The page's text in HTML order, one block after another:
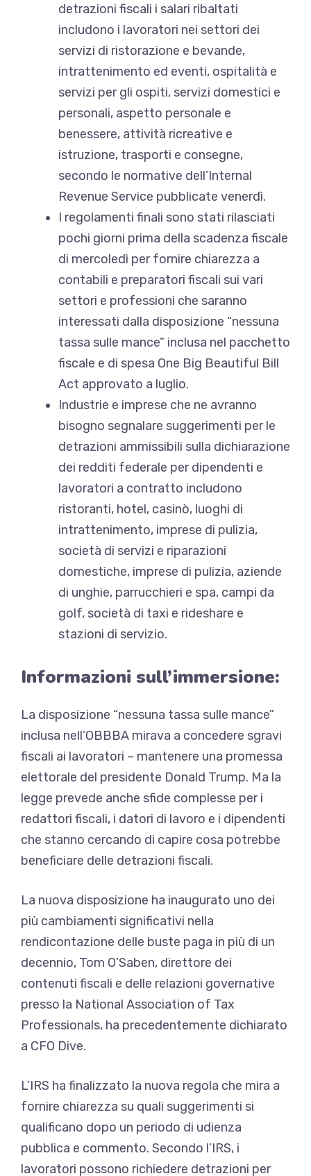
detrazioni fiscali i salari ribaltati
includono i lavoratori nei settori dei
servizi di ristorazione e bevande,
intrattenimento ed eventi, ospitalità e
servizi per gli ospiti, servizi domestici e
personali, aspetto personale e
benessere, attività ricreative e
istruzione, trasporti e consegne,
secondo le normative dell’Internal
Revenue Service pubblicate venerdì.
I regolamenti finali sono stati rilasciati
pochi giorni prima della scadenza fiscale
di mercoledì per fornire chiarezza a
contabili e preparatori fiscali sui vari
settori e professioni che saranno
interessati dalla disposizione “nessuna
tassa sulle mance” inclusa nel pacchetto
fiscale e di spesa One Big Beautiful Bill
Act approvato a luglio.
Industrie e imprese che ne avranno
bisogno segnalare suggerimenti per le
detrazioni ammissibili sulla dichiarazione
dei redditi federale per dipendenti e
lavoratori a contratto includono
ristoranti, hotel, casinò, luoghi di
intrattenimento, imprese di pulizia,
società di servizi e riparazioni
domestiche, imprese di pulizia, aziende
di unghie, parrucchieri e spa, campi da
golf, società di taxi e rideshare e
stazioni di servizio.
Informazioni sull’immersione:
La disposizione “nessuna tassa sulle mance”
inclusa nell’OBBBA mirava a concedere sgravi
fiscali ai lavoratori – mantenere una promessa
elettorale del presidente Donald Trump. Ma la
legge prevede anche sfide complesse per i
redattori fiscali, i datori di lavoro e i dipendenti
che stanno cercando di capire cosa potrebbe
beneficiare delle detrazioni fiscali.
La nuova disposizione ha inaugurato uno dei
più cambiamenti significativi nella
rendicontazione delle buste paga in più di un
decennio, Tom O’Saben, direttore dei
contenuti fiscali e delle relazioni governative
presso la National Association of Tax
Professionals, ha precedentemente dichiarato
a CFO Dive.
L’IRS ha finalizzato la nuova regola che mira a
fornire chiarezza su quali suggerimenti si
qualificano dopo un periodo di udienza
pubblica e commento. Secondo l’IRS, i
lavoratori possono richiedere detrazioni per